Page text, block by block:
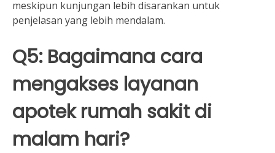
meskipun kunjungan lebih disarankan untuk
penjelasan yang lebih mendalam.
Q5: Bagaimana cara
mengakses layanan
apotek rumah sakit di
malam hari?